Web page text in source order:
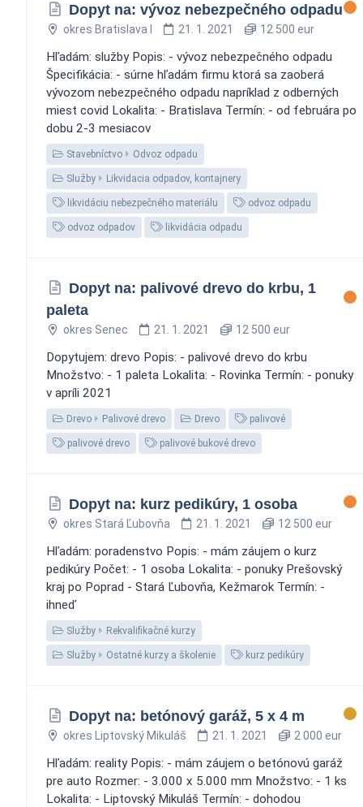
Dopyt na: vývoz nebezpečného odpadu
okres Bratislava I 21. 1. 2021 12 500 eur
Hľadám: služby Popis: - vývoz nebezpečného odpadu
Špecifikácia: - súrne hľadám firmu ktorá sa zaoberá
vývozom nebezpečného odpadu napríklad z odberných
miest covid Lokalita: - Bratislava Termín: - od februára po
dobu 2-3 mesiacov
Stavebníctvo Odvoz odpadu
Služby Likvidacia odpadov, kontajnery
likvidáciu nebezpečného materiálu odvoz odpadu
odvoz odpadov likvidácia odpadu
Dopyt na: palivové drevo do krbu, 1
paleta
okres Senec 21. 1. 2021 12 500 eur
Dopytujem: drevo Popis: - palivové drevo do krbu
Množstvo: - 1 paleta Lokalita: - Rovinka Termín: - ponuky
v apríli 2021
Drevo Palivové drevo Drevo palivové
palivové drevo palivové bukové drevo
Dopyt na: kurz pedikúry, 1 osoba
okres Stará Ľubovňa 21. 1. 2021 12 500 eur
Hľadám: poradenstvo Popis: - mám záujem o kurz
pedikúry Počet: - 1 osoba Lokalita: - ponuky Prešovský
kraj po Poprad - Stará Ľubovňa, Kežmarok Termín: -
ihneď
Služby Rekvalifikačné kurzy
Služby Ostatné kurzy a školenie kurz pedikúry
Dopyt na: betónový garáž, 5 x 4 m
okres Liptovský Mikuláš 21. 1. 2021 2 000 eur
Hľadám: reality Popis: - mám záujem o betónovú garáž
pre auto Rozmer: - 3.000 x 5.000 mm Množstvo: - 1 ks
Lokalita: - Liptovský Mikuláš Termín: - dohodou